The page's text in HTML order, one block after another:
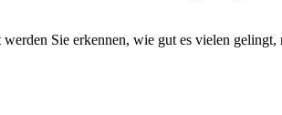
Sie erkennen, wie gut es vielen